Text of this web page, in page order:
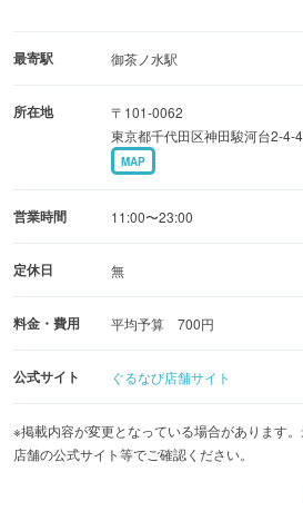
最寄駅 御茶ノ水駅
所在地
〒101-0062
東京都千代田区神田駿河台2-4-
MAP
営業時間 11:00〜23:00
定休日 無
料金・費用 平均予算 700円
公式サイト ぐるなび店舗サイト
※掲載内容が変更となっている場合があります
店舗の公式サイト等でご確認ください。